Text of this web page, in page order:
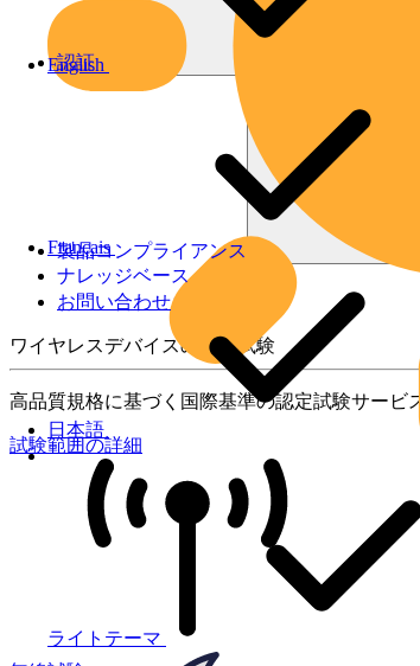
ライトテーマ
English
Français
日本語
認証
製品コンプライアンス
ナレッジベース
お問い合わせ
ワイヤレスデバイスの製品試験
高品質規格に基づく国際基準の認定試験サービス
試験範囲の詳細